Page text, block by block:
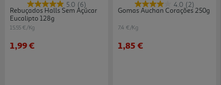
5.0 (6)
Rebuçados Halls Sem Açúcar
Eucalipto 128g
15.55 €/Kg
1,99 €
4.0 (2)
Gomas Auchan Corações 250g
7.4 €/Kg
1,85 €